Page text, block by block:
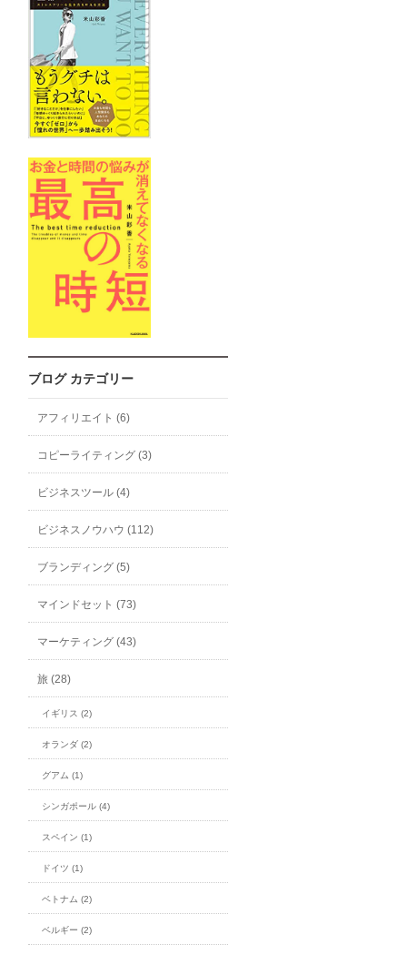
ブログ カテゴリー
アフィリエイト (6)
コピーライティング (3)
ビジネスツール (4)
ビジネスノウハウ (112)
ブランディング (5)
マインドセット (73)
マーケティング (43)
旅 (28)
イギリス (2)
オランダ (2)
グアム (1)
シンガポール (4)
スペイン (1)
ドイツ (1)
ベトナム (2)
ベルギー (2)